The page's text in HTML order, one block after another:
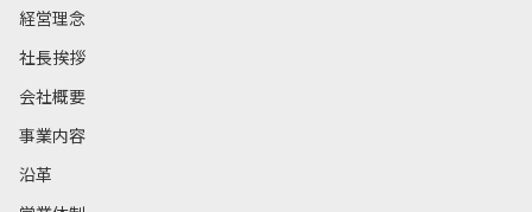
経営理念
社長挨拶
会社概要
事業内容
沿革